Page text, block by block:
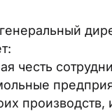
честь